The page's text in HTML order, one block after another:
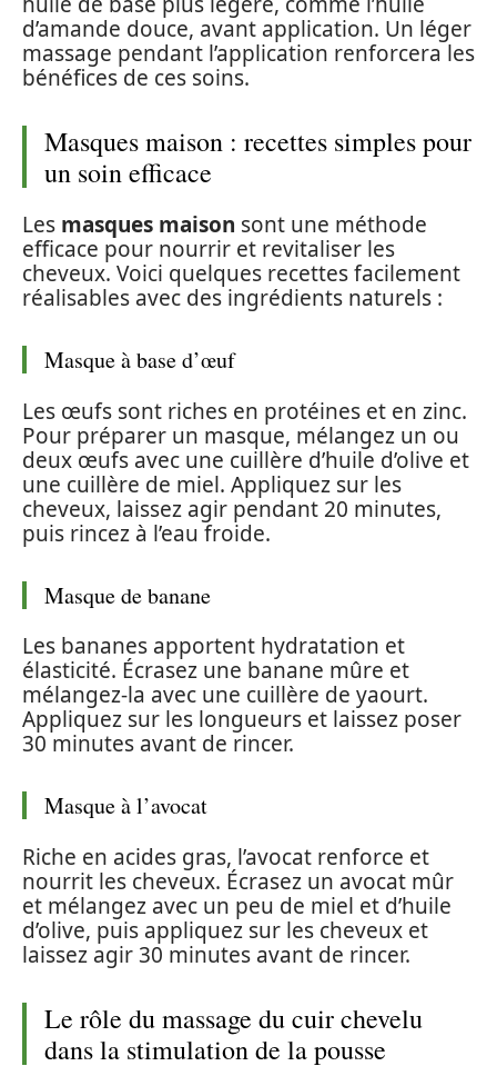
d’amande douce, avant application. Un léger
massage pendant l’application renforcera les
bénéfices de ces soins.
Masques maison : recettes simples pour
un soin efficace
Les masques maison sont une méthode
efficace pour nourrir et revitaliser les
cheveux. Voici quelques recettes facilement
réalisables avec des ingrédients naturels :
Masque à base d’œuf
Les œufs sont riches en protéines et en zinc.
Pour préparer un masque, mélangez un ou
deux œufs avec une cuillère d’huile d’olive et
une cuillère de miel. Appliquez sur les
cheveux, laissez agir pendant 20 minutes,
puis rincez à l’eau froide.
Masque de banane
Les bananes apportent hydratation et
élasticité. Écrasez une banane mûre et
mélangez-la avec une cuillère de yaourt.
Appliquez sur les longueurs et laissez poser
30 minutes avant de rincer.
Masque à l’avocat
Riche en acides gras, l’avocat renforce et
nourrit les cheveux. Écrasez un avocat mûr
et mélangez avec un peu de miel et d’huile
d’olive, puis appliquez sur les cheveux et
laissez agir 30 minutes avant de rincer.
Le rôle du massage du cuir chevelu
dans la stimulation de la pousse